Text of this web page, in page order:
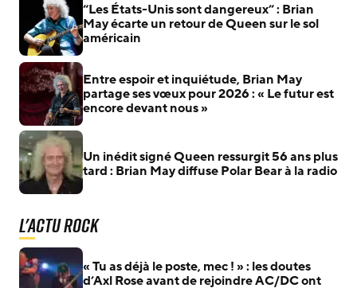
“Les États-Unis sont dangereux” : Brian
May écarte un retour de Queen sur le sol
américain
Entre espoir et inquiétude, Brian May
partage ses vœux pour 2026 : « Le futur est
encore devant nous »
Un inédit signé Queen ressurgit 56 ans plus
tard : Brian May diffuse Polar Bear à la radio
L'actu Rock
« Tu as déjà le poste, mec ! » : les doutes
d’Axl Rose avant de rejoindre AC/DC ont